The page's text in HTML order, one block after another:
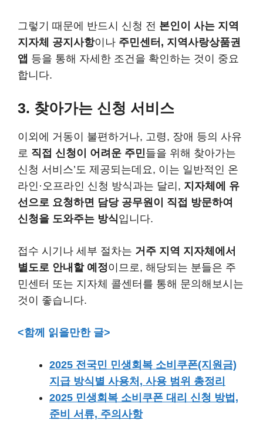
그렇기 때문에 반드시 신청 전 본인이 사는 지역
지자체 공지사항이나 주민센터, 지역사랑상품권
앱 등을 통해 자세한 조건을 확인하는 것이 중요
합니다.
3. 찾아가는 신청 서비스
이외에 거동이 불편하거나, 고령, 장애 등의 사유
로 직접 신청이 어려운 주민들을 위해 찾아가는
신청 서비스’도 제공되는데요, 이는 일반적인 온
라인·오프라인 신청 방식과는 달리, 지자체에 유
선으로 요청하면 담당 공무원이 직접 방문하여
신청을 도와주는 방식입니다.
접수 시기나 세부 절차는 거주 지역 지자체에서
별도로 안내할 예정이므로, 해당되는 분들은 주
민센터 또는 지자체 콜센터를 통해 문의해보시는
것이 좋습니다.
<함께 읽을만한 글>
2025 전국민 민생회복 소비쿠폰(지원금)
지급 방식별 사용처, 사용 범위 총정리
2025 민생회복 소비쿠폰 대리 신청 방법,
준비 서류, 주의사항